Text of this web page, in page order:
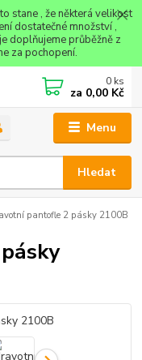
stane , že některá velikost
dostatečné množství ,
doplňujeme průběžně z
za pochopení.
Menu
Hledat
0 ks
za 0,00 Kč
pantofle 2 pásky 2100B